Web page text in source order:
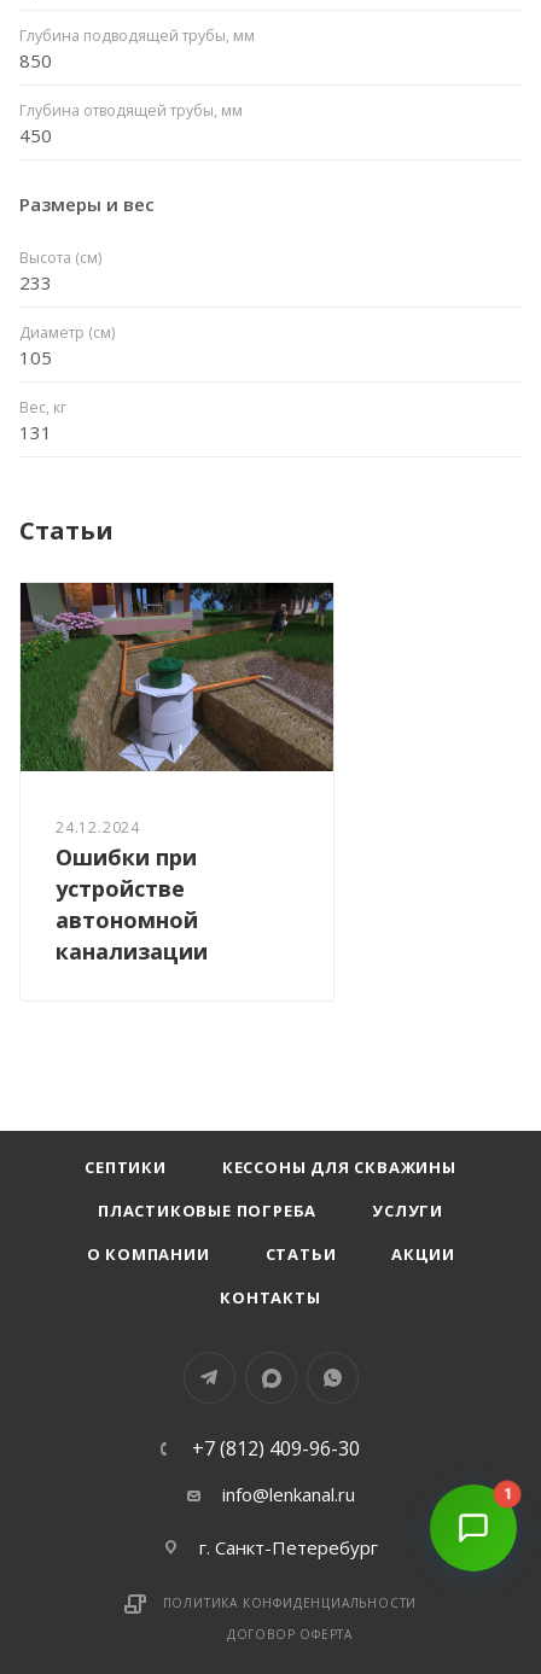
Глубина подводящей трубы, мм
850
Глубина отводящей трубы, мм
450
Размеры и вес
Высота (см)
233
Диаметр (см)
105
Вес, кг
131
Статьи
24.12.2024
Ошибки при
устройстве
автономной
канализации
СЕПТИКИ
КЕССОНЫ ДЛЯ СКВАЖИНЫ
ПЛАСТИКОВЫЕ ПОГРЕБА
УСЛУГИ
О КОМПАНИИ
СТАТЬИ
АКЦИИ
КОНТАКТЫ
+7 (812) 409-96-30
info@lenkanal.ru
г. Санкт-Петеребург
ПОЛИТИКА КОНФИДЕНЦИАЛЬНОСТИ
ДОГОВОР ОФЕРТА
1